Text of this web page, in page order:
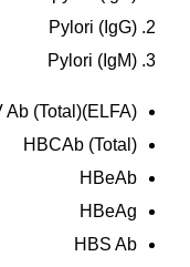
Pylori (IgG)
Pylori (IgM)
Ab (Total)(ELFA)
HBCAb (Total)
HBeAb
HBeAg
HBS Ab